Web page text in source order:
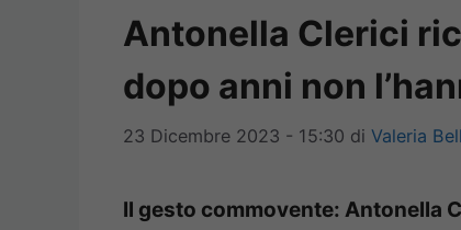
Antonella Clerici
dopo anni non
23 Dicembre 2023 - 15:30 di Valeria
Il gesto commovente: Antonella